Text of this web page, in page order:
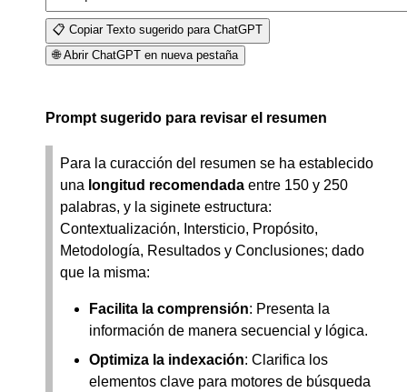
📋 Copiar Texto sugerido para ChatGPT
🌐 Abrir ChatGPT en nueva pestaña
Prompt sugerido para revisar el resumen
Para la curacción del resumen se ha establecido
una longitud recomendada entre 150 y 250
palabras, y la siginete estructura:
Contextualización, Intersticio, Propósito,
Metodología, Resultados y Conclusiones; dado
que la misma:
Facilita la comprensión: Presenta la
información de manera secuencial y lógica.
Optimiza la indexación: Clarifica los
elementos clave para motores de búsqueda